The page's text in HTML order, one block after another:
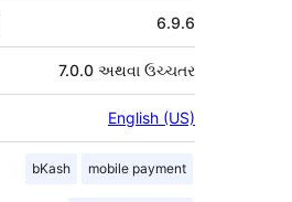
6.9.6
7.0.0 અથવા ઉચ્ચતર
English (US)
bKash mobile payment